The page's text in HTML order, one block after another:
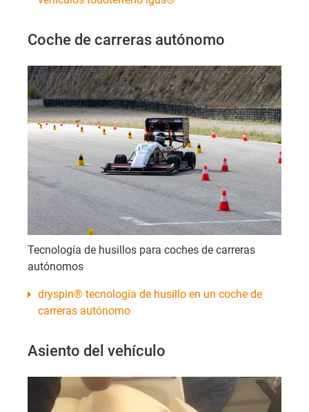
Coche de carreras autónomo
Tecnología de husillos para coches de carreras
autónomos
dryspin® tecnología de husillo en un coche de
carreras autónomo
Asiento del vehículo